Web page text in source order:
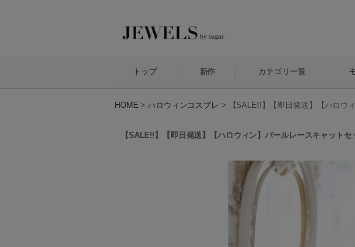
トップ 新作 カテゴリ一覧
HOME > ハロウィンコスプレ > 【SALE!!】【即日発送】【ハロウ
【SALE!!】【即日発送】【ハロウィン】パールレースキャット